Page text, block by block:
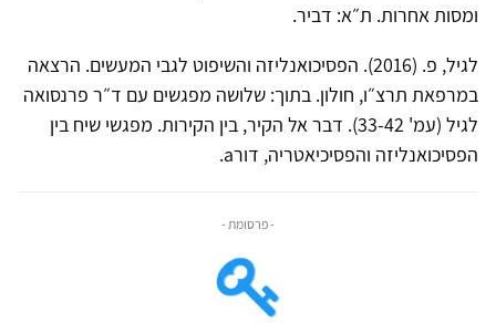
ומסות אחרות. ת״א: דביר.
לגיל, פ. (2016). הפסיכואנליזה והשיפוט לגבי המעשים. הרצאה
במרפאת תרצ״ו, חולון. בתוך: שלושה מפגשים עם ד״ר פרנסואה
לגיל (עמ' 33-42). דבר אל הקיר, בין הקירות. מפגשי שיח בין
הפסיכואנליזה והפסיכיאטריה, דורa.
- פרסומת -